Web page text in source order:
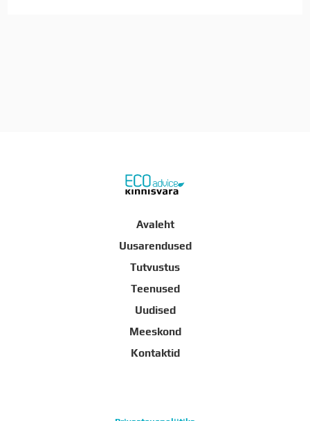
Avaleht
Uusarendused
Tutvustus
Teenused
Uudised
Meeskond
Kontaktid